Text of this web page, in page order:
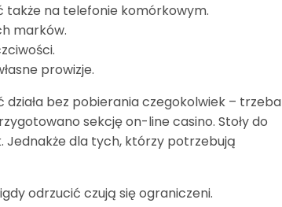
także na telefonie komórkowym.
marków.
prowizje.
działa bez pobierania czegokolwiek – trzeba
sekcję on-line casino. Stoły do
Jednakże dla tych, którzy potrzebują
odrzucić czują się ograniczeni.